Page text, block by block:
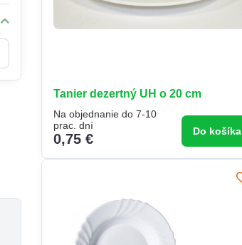
Tanier dezertný UH o 20 cm
Na objednanie do 7-10
prac. dní
0,75 € Do košíka